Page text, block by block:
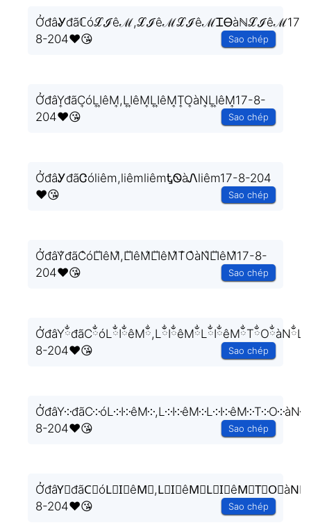
ỞđâᎽđãℂóℒℐêℳ,ℒℐêℳℒℐêℳᏆᎾàℕℒℐêℳ17-
8-204❤️😘
Sao chép
ỞđâY͎đãC͎óL͎I͎êM͎,L͎I͎êM͎L͎I͎êM͎T͎O͎àN͎L͎I͎êM͎17-8-
204❤️😘
Sao chép
ỞđâᎩđãᏣóliêm,liêmliêmᎿᏫàᏁliêm17-8-204
❤️😘
Sao chép
ỞđâY̐đãC̐óL̐I̐êM̐,L̐I̐êM̐L̐I̐êM̐T̐O̐àN̐L̐I̐êM̐17-8-
204❤️😘
Sao chép
8-204❤️😘
Sao chép
8-204❤️😘
Sao chép
8-204❤️😘
Sao chép